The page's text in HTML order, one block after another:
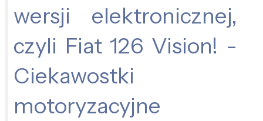
wersji elektronicznej,
czyli Fiat 126 Vision! -
Ciekawostki
motoryzacyjne